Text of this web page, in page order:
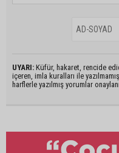
UYARI: Küfür, hakaret, rencide
içeren, imla kuralları ile
harflerle yazılmış yorumlar